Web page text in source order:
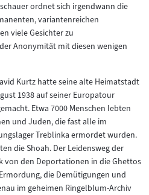
ordnet sich irgendwann die
variantenreichen
viele Gesichter zu
Anonymität mit diesen wenigen
Kurtz hatte seine alte Heimatstadt
1938 auf seiner Europatour
Etwa 7000 Menschen lebten
und Juden, die fast alle im
Treblinka ermordet wurden.
die Shoah. Der Leidensweg der
von den Deportationen in die Ghettos
die Demütigungen und
im geheimen Ringelblum-Archiv